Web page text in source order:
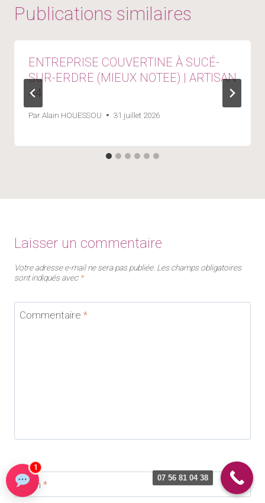
Publications similaires
ENTREPRISE COUVERTINE À SUCÉ-
SUR-ERDRE (MIEUX NOTEE) | ARTISAN
44
ParAlain HOUESSOU 31 juillet 2026
Laisser un commentaire
Votre adresse e-mail ne sera pas publiée. Les champs obligatoires
sont indiqués avec *
Commentaire *
Nom *
07 56 81 04 38
1